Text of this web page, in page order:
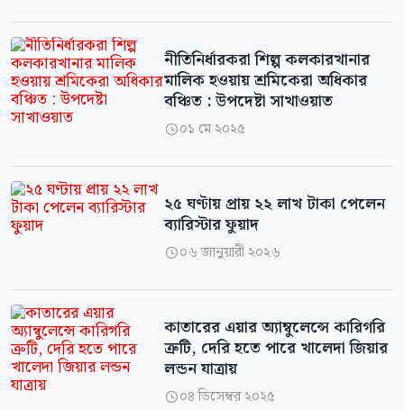
নীতিনির্ধারকরা শিল্প কলকারখানার
মালিক হওয়ায় শ্রমিকেরা অধিকার
বঞ্চিত : উপদেষ্টা সাখাওয়াত
০১ মে ২০২৫
২৫ ঘণ্টায় প্রায় ২২ লাখ টাকা পেলেন
ব্যারিস্টার ফুয়াদ
০৬ জানুয়ারী ২০২৬
কাতারের এয়ার অ্যাম্বুলেন্সে কারিগরি
ত্রুটি, দেরি হতে পারে খালেদা জিয়ার
লন্ডন যাত্রায়
০৪ ডিসেম্বর ২০২৫